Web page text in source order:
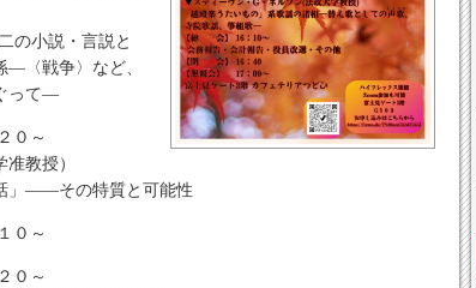
の小説・言説と
―〈戦争〉など、
って―
～
教授）
」――その特質と可能性
～
～